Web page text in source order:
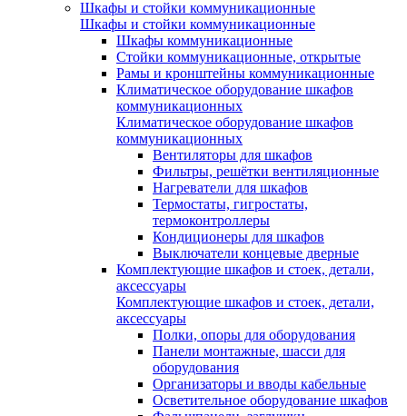
Шкафы и стойки коммуникационные
Шкафы и стойки коммуникационные
Шкафы коммуникационные
Стойки коммуникационные, открытые
Рамы и кронштейны коммуникационные
Климатическое оборудование шкафов
коммуникационных
Климатическое оборудование шкафов
коммуникационных
Вентиляторы для шкафов
Фильтры, решётки вентиляционные
Нагреватели для шкафов
Термостаты, гигростаты,
термоконтроллеры
Кондиционеры для шкафов
Выключатели концевые дверные
Комплектующие шкафов и стоек, детали,
аксессуары
Комплектующие шкафов и стоек, детали,
аксессуары
Полки, опоры для оборудования
Панели монтажные, шасси для
оборудования
Организаторы и вводы кабельные
Осветительное оборудование шкафов